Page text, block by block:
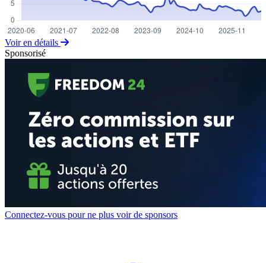
Voir en détails
Sponsorisé
Connectez-vous pour ne plus voir de sponsors